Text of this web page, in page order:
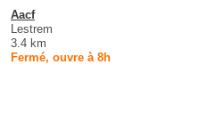
Aacf
Lestrem
3.4 km
Fermé, ouvre à 8h